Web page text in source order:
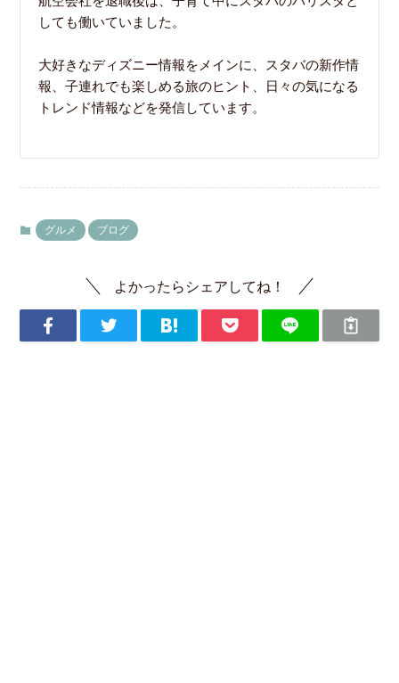
しても働いていました。
大好きなディズニー情報をメインに、スタバの新作情
報、子連れでも楽しめる旅のヒント、日々の気になる
トレンド情報などを発信しています。
グルメ ブログ
よかったらシェアしてね！